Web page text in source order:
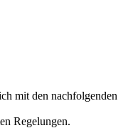
mit den nachfolgenden
Regelungen.